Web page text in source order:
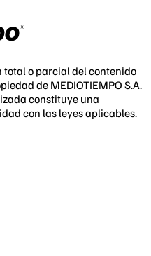
o parcial del contenido
de MEDIOTIEMPO S.A.
constituye una
con las leyes aplicables.